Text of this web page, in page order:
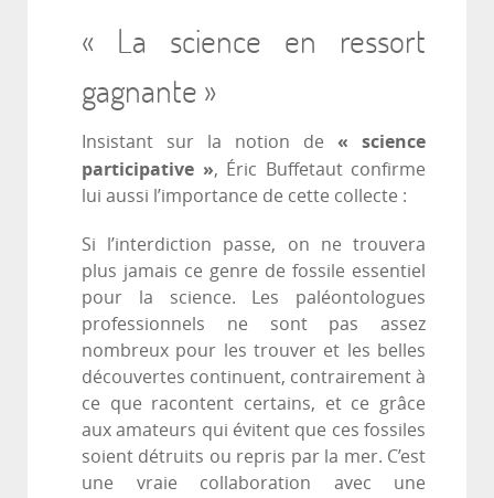
« La science en ressort
gagnante »
Insistant sur la notion de « science
participative », Éric Buffetaut confirme
lui aussi l’importance de cette collecte :
Si l’interdiction passe, on ne trouvera
plus jamais ce genre de fossile essentiel
pour la science. Les paléontologues
professionnels ne sont pas assez
nombreux pour les trouver et les belles
découvertes continuent, contrairement à
ce que racontent certains, et ce grâce
aux amateurs qui évitent que ces fossiles
soient détruits ou repris par la mer. C’est
une vraie collaboration avec une